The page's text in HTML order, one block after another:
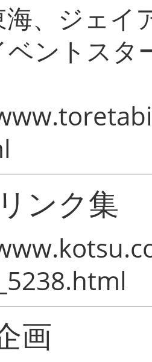
海、ジェイ
ベントスタ
ンク集
画